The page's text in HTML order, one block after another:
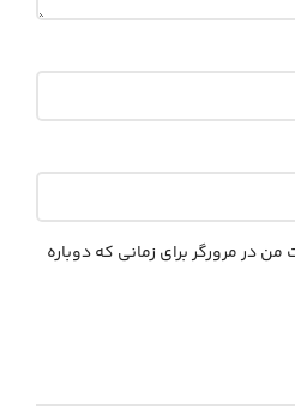
در مرورگر برای زمانی که دوباره